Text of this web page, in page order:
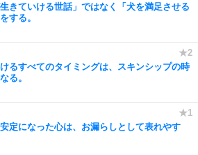
生きていける世話」ではなく「犬を満足させる
する。
るすべてのタイミングは、スキンシップの時
る。
定になった心は、お漏らしとして表れやす